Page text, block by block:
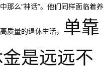
那么“神话”。他们同样面临着养
质量的退休生活， 单靠
是远远不